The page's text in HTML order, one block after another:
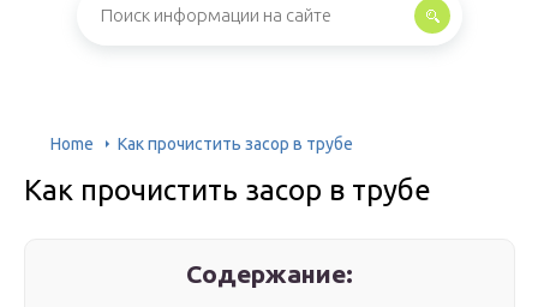
Home Как прочистить засор в трубе
Как прочистить засор в трубе
Содержание: